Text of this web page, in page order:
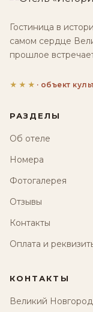
Гостиница в
самом сердце
прошлое
★★★ · объект
РАЗДЕЛЫ
Об отеле
Номера
Фотогалерея
Отзывы
Контакты
Оплата и
КОНТАКТЫ
Великий